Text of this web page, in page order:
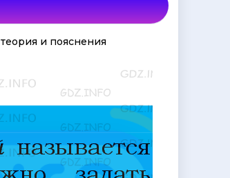
теория и пояснения